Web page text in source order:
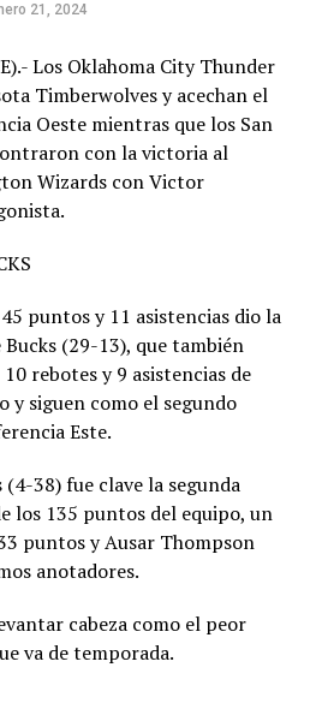
21, 2024
Los Oklahoma City Thunder
Timberwolves y acechan el
Oeste mientras que los San
con la victoria al
Wizards con Victor
puntos y 11 asistencias dio la
(29-13), que también
rebotes y 9 asistencias de
y siguen como el segundo
Este.
38) fue clave la segunda
los 135 puntos del equipo, un
puntos y Ausar Thompson
anotadores.
cabeza como el peor
va de temporada.